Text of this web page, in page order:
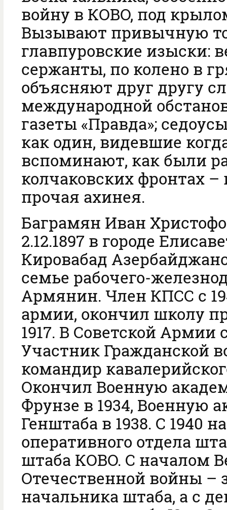
войну в КОВО, под
Вызывают привычную
главпуровские изыски:
сержанты, по колено в
объясняют друг другу
международной
газеты «Правда»;
как один, видевшие
вспоминают, как были
колчаковских фронтах –
прочая ахинея.
Баграмян Иван
2.12.1897 в городе
Кировабад
семье рабочего-
Армянин. Член КПСС с
армии, окончил школу
1917. В Советской Армии
Участник Гражданской
командир
Окончил Военную
Фрунзе в 1934, Военную
Генштаба в 1938. С 1940
оперативного отдела
штаба КОВО. С началом
Отечественной войны –
начальника штаба, а с